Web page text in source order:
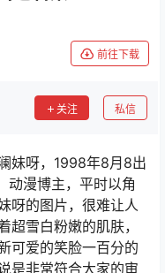
前往下载
关注 私信
妹呀，1998年8月8出
动漫博主，平时以角
呀的图片，很难让人
超雪白粉嫩的肌肤，
可爱的笑脸一百分的
是非常符合大家的审